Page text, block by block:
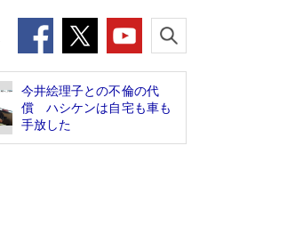
今井絵理子との不倫の代
償 ハシケンは自宅も車も
手放した